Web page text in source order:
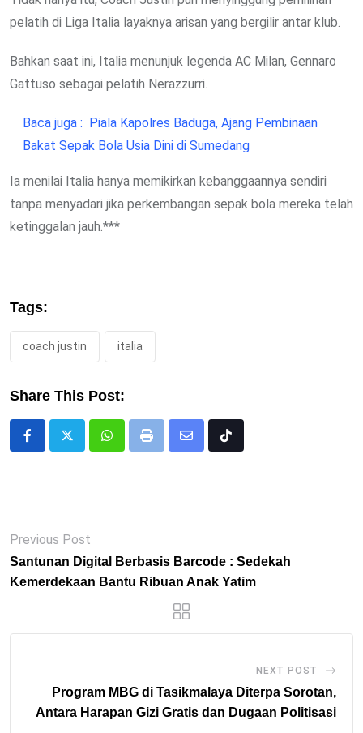
pelatih di Liga Italia layaknya arisan yang bergilir antar klub.
Bahkan saat ini, Italia menunjuk legenda AC Milan, Gennaro
Gattuso sebagai pelatih Nerazzurri.
Baca juga :
Piala Kapolres Baduga, Ajang Pembinaan
Bakat Sepak Bola Usia Dini di Sumedang
Ia menilai Italia hanya memikirkan kebanggaannya sendiri
tanpa menyadari jika perkembangan sepak bola mereka telah
ketinggalan jauh.***
Tags:
coach justin italia
Share This Post:
WhatsappPrint
Share
Tiktok
Previous Post
Santunan Digital Berbasis Barcode : Sedekah
Kemerdekaan Bantu Ribuan Anak Yatim
NEXT POST
Program MBG di Tasikmalaya Diterpa Sorotan,
Antara Harapan Gizi Gratis dan Dugaan Politisasi